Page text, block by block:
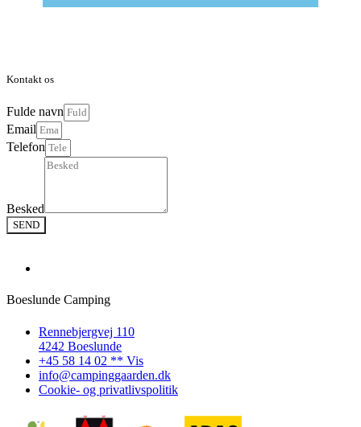
Kontakt os
Fulde navn
Email
Telefon
Besked
SEND
Boeslunde Camping
Rennebjergvej 110
4242 Boeslunde
+45 58 14 02 ** Vis
info@campinggaarden.dk
Cookie- og privatlivspolitik